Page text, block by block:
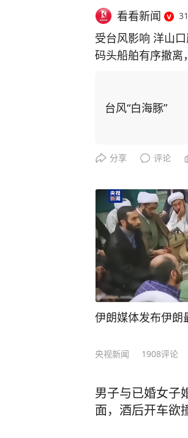
看看新闻
受台风影响 洋山
码头船舶有序撤离
站统计，8月5日
3时，最后一艘国
分，累计有42艘
日8时起，暂停重
场各项任务，辖区
航行船舶待台风
营单位、船舶代理
全力保障船舶集
部署，对查验设
固，深入排查各类
沈春琛 通讯员: 蔡
台风“白海豚”
分享 评论
伊朗媒体发布伊朗
央视新闻 1908评论
男子与已婚女子
面，酒后开车欲